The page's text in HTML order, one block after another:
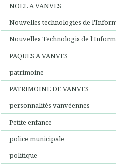
NOEL A VANVES
Nouvelles technologies de
Nouvelles Technologis de
PAQUES A VANVES
patrimoine
PATRIMOINE DE VANVES
personnalités vanvéennes
Petite enfance
police municipale
politique